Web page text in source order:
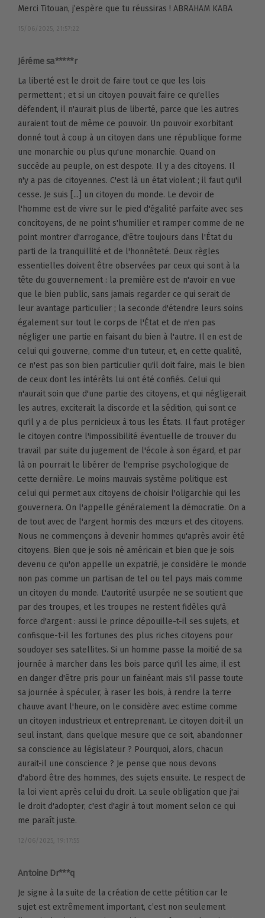
Merci Titouan, j’espère que tu réussiras ! ABRAHAM KABA
15/06/2025, 21:57:22
Jéréme sa*****r
La liberté est le droit de faire tout ce que les lois
permettent ; et si un citoyen pouvait faire ce qu'elles
défendent, il n'aurait plus de liberté, parce que les autres
auraient tout de même ce pouvoir. Un pouvoir exorbitant
donné tout à coup à un citoyen dans une république forme
une monarchie ou plus qu'une monarchie. Quand on
succède au peuple, on est despote. Il y a des citoyens. Il
n'y a pas de citoyennes. C'est là un état violent ; il faut qu'il
cesse. Je suis [...] un citoyen du monde. Le devoir de
l'homme est de vivre sur le pied d'égalité parfaite avec ses
concitoyens, de ne point s'humilier et ramper comme de ne
point montrer d'arrogance, d'être toujours dans l'État du
parti de la tranquillité et de l'honnêteté. Deux règles
essentielles doivent être observées par ceux qui sont à la
tête du gouvernement : la première est de n'avoir en vue
que le bien public, sans jamais regarder ce qui serait de
leur avantage particulier ; la seconde d'étendre leurs soins
également sur tout le corps de l'État et de n'en pas
négliger une partie en faisant du bien à l'autre. Il en est de
celui qui gouverne, comme d'un tuteur, et, en cette qualité,
ce n'est pas son bien particulier qu'il doit faire, mais le bien
de ceux dont les intérêts lui ont été confiés. Celui qui
n'aurait soin que d'une partie des citoyens, et qui négligerait
les autres, exciterait la discorde et la sédition, qui sont ce
qu'il y a de plus pernicieux à tous les États. Il faut protéger
le citoyen contre l'impossibilité éventuelle de trouver du
travail par suite du jugement de l'école à son égard, et par
là on pourrait le libérer de l'emprise psychologique de
cette dernière. Le moins mauvais système politique est
celui qui permet aux citoyens de choisir l'oligarchie qui les
gouvernera. On l'appelle généralement la démocratie. On a
de tout avec de l'argent hormis des mœurs et des citoyens.
Nous ne commençons à devenir hommes qu'après avoir été
citoyens. Bien que je sois né américain et bien que je sois
devenu ce qu'on appelle un expatrié, je considère le monde
non pas comme un partisan de tel ou tel pays mais comme
un citoyen du monde. L'autorité usurpée ne se soutient que
par des troupes, et les troupes ne restent fidèles qu'à
force d'argent : aussi le prince dépouille-t-il ses sujets, et
confisque-t-il les fortunes des plus riches citoyens pour
soudoyer ses satellites. Si un homme passe la moitié de sa
journée à marcher dans les bois parce qu'il les aime, il est
en danger d'être pris pour un fainéant mais s'il passe toute
sa journée à spéculer, à raser les bois, à rendre la terre
chauve avant l'heure, on le considère avec estime comme
un citoyen industrieux et entreprenant. Le citoyen doit-il un
seul instant, dans quelque mesure que ce soit, abandonner
sa conscience au législateur ? Pourquoi, alors, chacun
aurait-il une conscience ? Je pense que nous devons
d'abord être des hommes, des sujets ensuite. Le respect de
la loi vient après celui du droit. La seule obligation que j'ai
le droit d'adopter, c'est d'agir à tout moment selon ce qui
me paraît juste.
12/06/2025, 19:17:55
Antoine Dr***q
Je signe à la suite de la création de cette pétition car le
sujet est extrêmement important, c’est non seulement